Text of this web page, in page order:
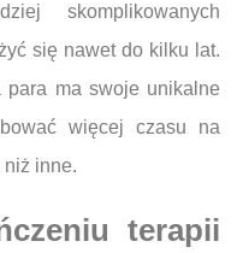
skomplikowanych
się nawet do kilku lat.
para ma swoje unikalne
więcej czasu na
inne.
terapii